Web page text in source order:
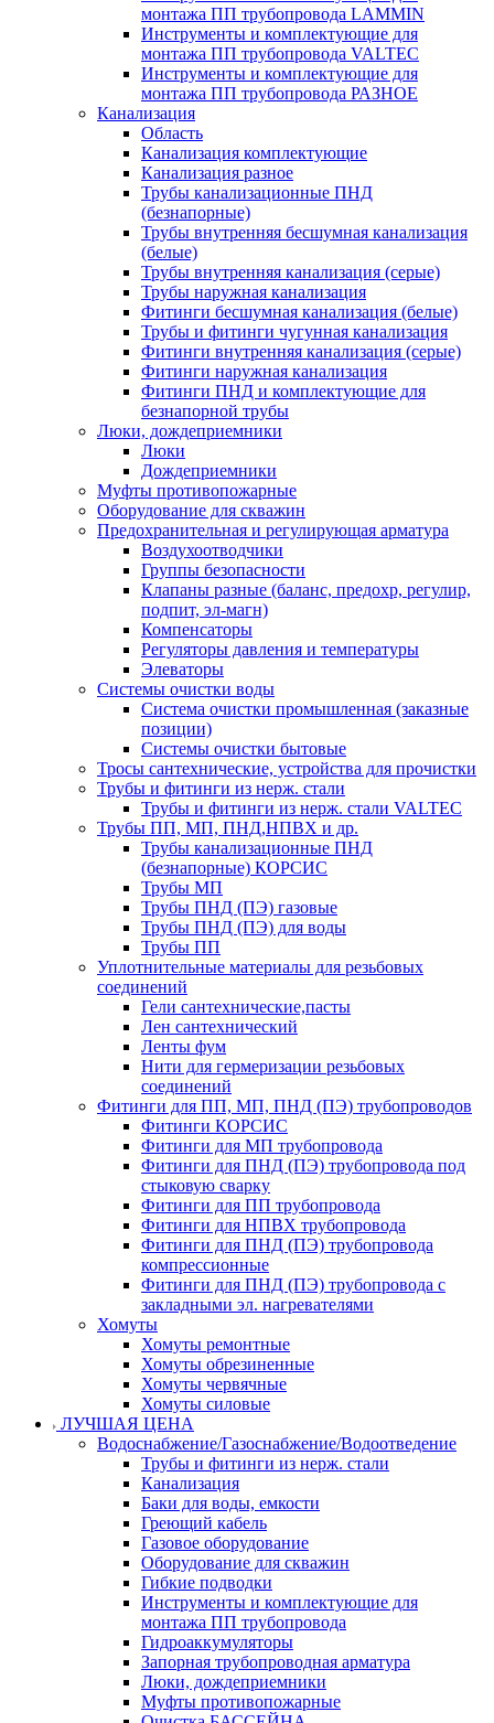
монтажа ПП трубопровода LAMMIN
Инструменты и комплектующие для
монтажа ПП трубопровода VALTEC
Инструменты и комплектующие для
монтажа ПП трубопровода РАЗНОЕ
Канализация
Область
Канализация комплектующие
Канализация разное
Трубы канализационные ПНД
(безнапорные)
Трубы внутренняя бесшумная канализация
(белые)
Трубы внутренняя канализация (серые)
Трубы наружная канализация
Фитинги бесшумная канализация (белые)
Трубы и фитинги чугунная канализация
Фитинги внутренняя канализация (серые)
Фитинги наружная канализация
Фитинги ПНД и комплектующие для
безнапорной трубы
Люки, дождеприемники
Люки
Дождеприемники
Муфты противопожарные
Оборудование для скважин
Предохранительная и регулирующая арматура
Воздухоотводчики
Группы безопасности
Клапаны разные (баланс, предохр, регулир,
подпит, эл-магн)
Компенсаторы
Регуляторы давления и температуры
Элеваторы
Системы очистки воды
Система очистки промышленная (заказные
позиции)
Системы очистки бытовые
Тросы сантехнические, устройства для прочистки
Трубы и фитинги из нерж. стали
Трубы и фитинги из нерж. стали VALTEC
Трубы ПП, МП, ПНД,НПВХ и др.
Трубы канализационные ПНД
(безнапорные) КОРСИС
Трубы МП
Трубы ПНД (ПЭ) газовые
Трубы ПНД (ПЭ) для воды
Трубы ПП
Уплотнительные материалы для резьбовых
соединений
Гели сантехнические,пасты
Лен сантехнический
Ленты фум
Нити для гермеризации резьбовых
соединений
Фитинги для ПП, МП, ПНД (ПЭ) трубопроводов
Фитинги КОРСИС
Фитинги для МП трубопровода
Фитинги для ПНД (ПЭ) трубопровода под
стыковую сварку
Фитинги для ПП трубопровода
Фитинги для НПВХ трубопровода
Фитинги для ПНД (ПЭ) трубопровода
компрессионные
Фитинги для ПНД (ПЭ) трубопровода с
закладными эл. нагревателями
Хомуты
Хомуты ремонтные
Хомуты обрезиненные
Хомуты червячные
Хомуты силовые
ЛУЧШАЯ ЦЕНА
Водоснабжение/Газоснабжение/Водоотведение
Трубы и фитинги из нерж. стали
Канализация
Баки для воды, емкости
Греющий кабель
Газовое оборудование
Оборудование для скважин
Гибкие подводки
Инструменты и комплектующие для
монтажа ПП трубопровода
Гидроаккумуляторы
Запорная трубопроводная арматура
Люки, дождеприемники
Муфты противопожарные